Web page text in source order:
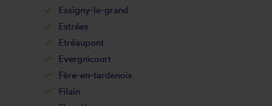
Essigny-le-grand
Estrées
Etréaupont
Evergnicourt
Fère-en-tardenois
Filain